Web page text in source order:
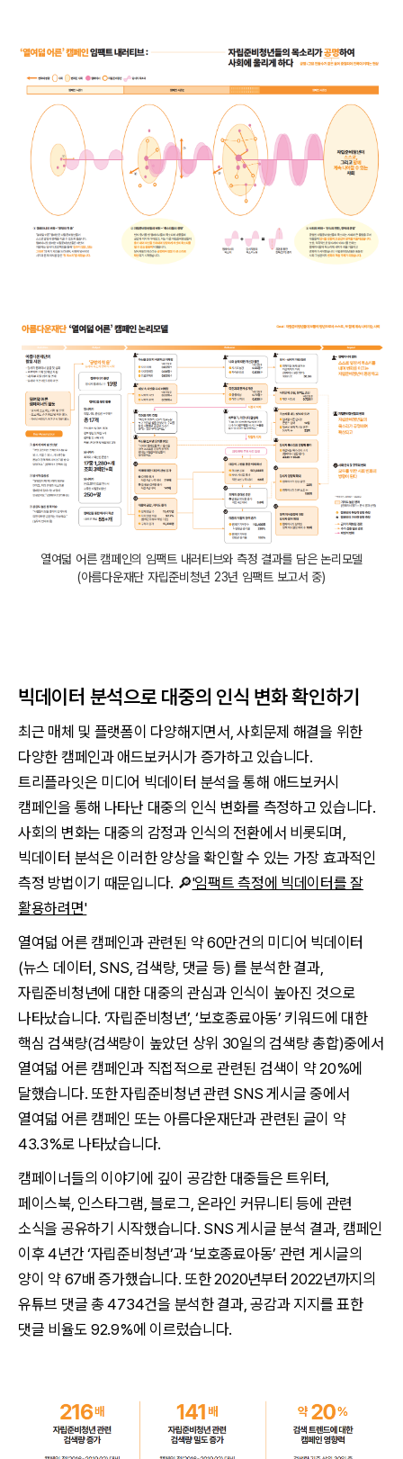
열여덟 어른 캠페인의 임팩트 내러티브와 측정 결과를 담은 논리모델
(아름다운재단 자립준비청년 23년 임팩트 보고서 중)
빅데이터 분석으로 대중의 인식 변화 확인하기
최근 매체 및 플랫폼이 다양해지면서, 사회문제 해결을 위한
다양한 캠페인과 애드보커시가 증가하고 있습니다.
트리플라잇은 미디어 빅데이터 분석을 통해 애드보커시
캠페인을 통해 나타난 대중의 인식 변화를 측정하고 있습니다.
사회의 변화는 대중의 감정과 인식의 전환에서 비롯되며,
빅데이터 분석은 이러한 양상을 확인할 수 있는 가장 효과적인
측정 방법이기 때문입니다. 🔎'임팩트 측정에 빅데이터를 잘
활용하려면'
열여덟 어른 캠페인과 관련된 약 60만건의 미디어 빅데이터
(뉴스 데이터, SNS, 검색량, 댓글 등) 를 분석한 결과,
자립준비청년에 대한 대중의 관심과 인식이 높아진 것으로
나타났습니다. ‘자립준비청년’, ‘보호종료아동’ 키워드에 대한
핵심 검색량(검색량이 높았던 상위 30일의 검색량 총합)중에서
열여덟 어른 캠페인과 직접적으로 관련된 검색이 약 20%에
달했습니다. 또한 자립준비청년 관련 SNS 게시글 중에서
열여덟 어른 캠페인 또는 아름다운재단과 관련된 글이 약
43.3%로 나타났습니다.
캠페이너들의 이야기에 깊이 공감한 대중들은 트위터,
페이스북, 인스타그램, 블로그, 온라인 커뮤니티 등에 관련
소식을 공유하기 시작했습니다. SNS 게시글 분석 결과, 캠페인
이후 4년간 ‘자립준비청년’과 ‘보호종료아동’ 관련 게시글의
양이 약 67배 증가했습니다. 또한 2020년부터 2022년까지의
유튜브 댓글 총 4734건을 분석한 결과, 공감과 지지를 표한
댓글 비율도 92.9%에 이르렀습니다.